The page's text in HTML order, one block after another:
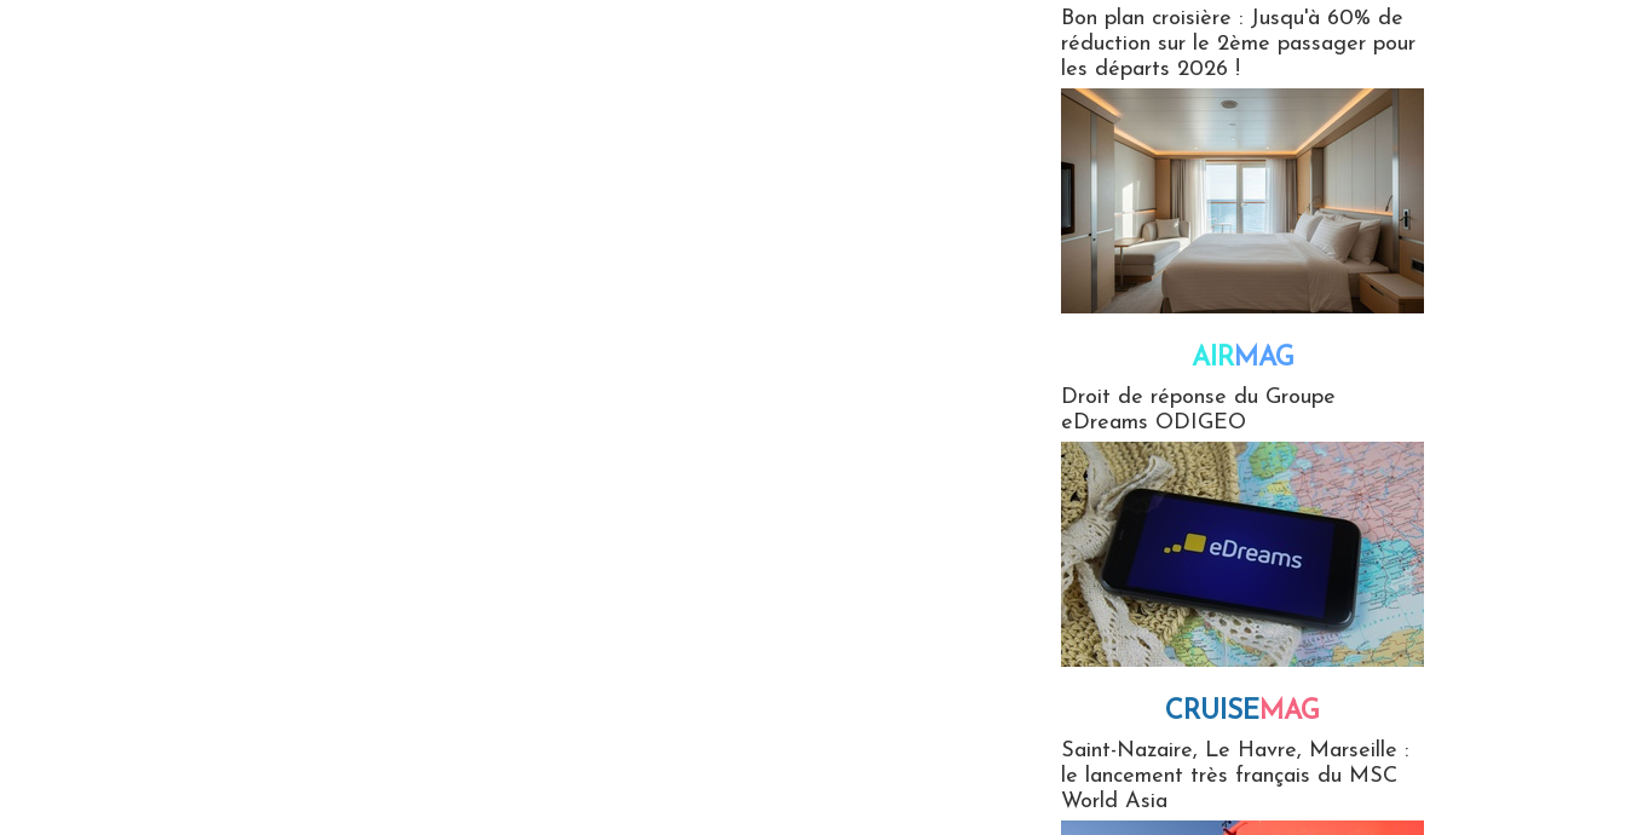
Bon plan croisière : Jusqu'à 60% de
réduction sur le 2ème passager pour
les départs 2026 !
AIRMAG
Droit de réponse du Groupe
eDreams ODIGEO
CRUISEMAG
Saint-Nazaire, Le Havre, Marseille :
le lancement très français du MSC
World Asia